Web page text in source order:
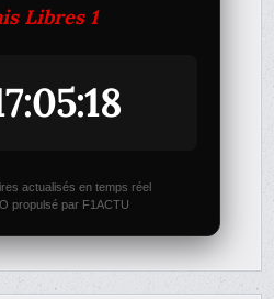
Libres 1
actualisés en temps réel
propulsé par F1ACTU